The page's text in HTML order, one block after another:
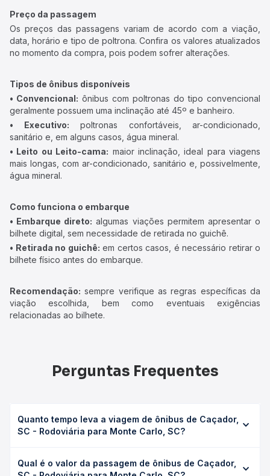
Preço da passagem
Os preços das passagens variam de acordo com a viação,
data, horário e tipo de poltrona. Confira os valores atualizados
no momento da compra, pois podem sofrer alterações.
Tipos de ônibus disponíveis
• Convencional: ônibus com poltronas do tipo convencional
geralmente possuem uma inclinação até 45º e banheiro.
• Executivo: poltronas confortáveis, ar-condicionado,
sanitário e, em alguns casos, água mineral.
• Leito ou Leito-cama: maior inclinação, ideal para viagens
mais longas, com ar-condicionado, sanitário e, possivelmente,
água mineral.
Como funciona o embarque
• Embarque direto: algumas viações permitem apresentar o
bilhete digital, sem necessidade de retirada no guichê.
• Retirada no guichê: em certos casos, é necessário retirar o
bilhete físico antes do embarque.
Recomendação: sempre verifique as regras específicas da
viação escolhida, bem como eventuais exigências
relacionadas ao bilhete.
Perguntas Frequentes
Quanto tempo leva a viagem de ônibus de Caçador,
SC - Rodoviária para Monte Carlo, SC?
Monte Carlo, SC leva em média 2h 5min, podendo variar
Qual é o valor da passagem de ônibus de Caçador,